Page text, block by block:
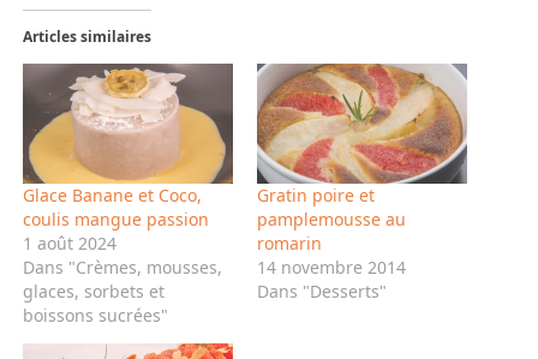
Articles similaires
Glace Banane et Coco,
coulis mangue passion
1 août 2024
Dans "Crèmes, mousses,
glaces, sorbets et
boissons sucrées"
Gratin poire et
pamplemousse au
romarin
14 novembre 2014
Dans "Desserts"